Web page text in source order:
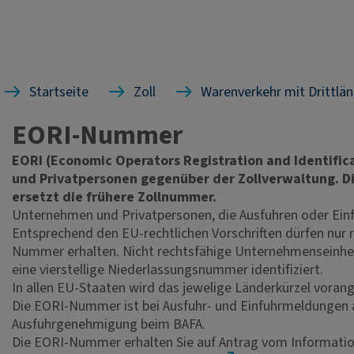
Startseite Zoll Warenverkehr mit
EORI-Nummer
EORI (Economic Operators Registration and
und Privatpersonen gegenüber der Zollverwaltung.
ersetzt die frühere Zollnummer.
Unternehmen und Privatpersonen, die Ausfuhren oder
Entsprechend den EU-rechtlichen Vorschriften dürfen
Nummer erhalten. Nicht rechtsfähige
eine vierstellige Niederlassungsnummer identifiziert.
In allen EU-Staaten wird das jewelige Länderkürzel
Die EORI-Nummer ist bei Ausfuhr- und
Ausfuhrgenehmigung beim BAFA.
Die EORI-Nummer erhalten Sie auf Antrag vom